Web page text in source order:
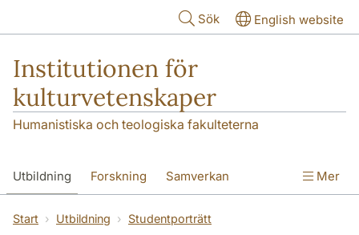
Sök English website
Institutionen för
kulturvetenskaper
Humanistiska och teologiska fakulteterna
Utbildning Forskning Samverkan
Om institutionen Kontakt
Mer
Start Utbildning
Studentporträtt